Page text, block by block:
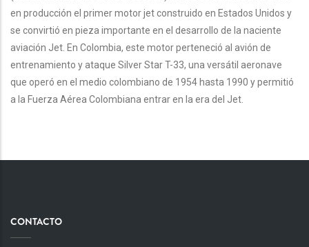
en producción el primer motor jet construido en Estados Unidos y
se convirtió en pieza importante en el desarrollo de la naciente
aviación Jet. En Colombia, este motor perteneció al avión de
entrenamiento y ataque Silver Star T-33, una versátil aeronave
que operó en el medio colombiano de 1954 hasta 1990 y permitió
a la Fuerza Aérea Colombiana entrar en la era del Jet.
CONTACTO